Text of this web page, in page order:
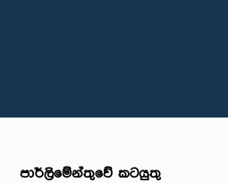
පාර්ලිමේන්තුවේ කටයුතු